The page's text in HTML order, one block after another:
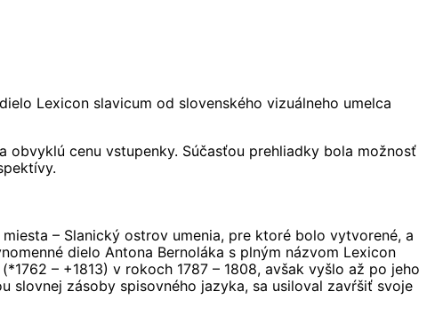
Lexicon slavicum od slovenského vizuálneho umelca
cenu vstupenky. Súčasťou prehliadky bola možnosť
– Slanický ostrov umenia, pre ktoré bolo vytvorené, a
dielo Antona Bernoláka s plným názvom Lexicon
– +1813) v rokoch 1787 – 1808, avšak vyšlo až po jeho
zásoby spisovného jazyka, sa usiloval zavŕšiť svoje